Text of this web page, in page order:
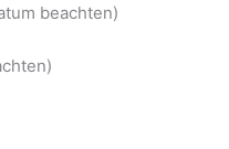
beachten)